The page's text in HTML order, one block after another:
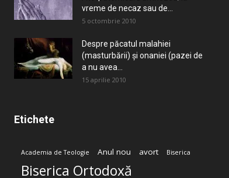
vreme de necaz sau de...
5 octombrie 2010
Despre păcatul malahiei
(masturbării) şi onaniei (pazei de
a nu avea...
15 aprilie 2010
Etichete
Academia de Teologie Anul nou avort Biserica
Biserica Ortodoxă